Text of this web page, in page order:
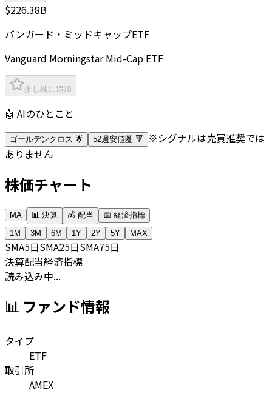
$226.38B
バンガード・ミッドキャップETF
Vanguard Morningstar Mid-Cap ETF
推し株に追加
🤖 AIのひとこと
ゴールデンクロス 🌟 52週安値圏 🔻
※シグナルは売買推奨では
ありません
株価チャート
MA 📊 決算 💰 配当
📅 経済指標
1M
3M 6M 1Y 2Y 5Y MAX
SMA5日SMA25日SMA75日
決算配当経済指標
読み込み中...
📊 ファンド情報
タイプ
ETF
取引所
AMEX